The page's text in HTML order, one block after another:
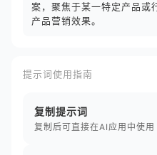
案，聚焦于某一特定产品或
产品营销效果。
提示词使用指南
复制提示词
复制后可直接在AI应用中使用